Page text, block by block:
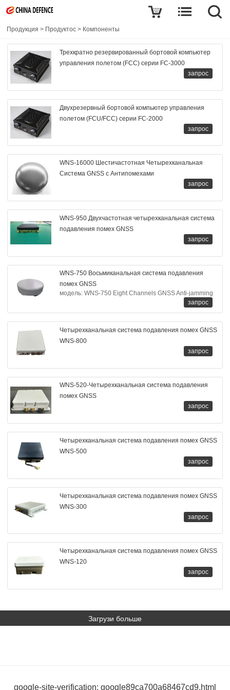
Продукция > Продуктос > Компоненты
Трехкратно резервированный бортовой компьютер
управления полетом (FCC) серии FC-3000
запрос
Двухрезервный бортовой компьютер управления
полетом (FCU/FCC) серии FC-2000
запрос
WNS-16000 Шестичастотная Четырехканальная
Система GNSS с Антипомехами
запрос
WNS-950 Двухчастотная четырехканальная система
подавления помех GNSS
запрос
WNS-750 Восьмиканальная система подавления
помех GNSS
модель: WNS-750 Eight Channels GNSS Anti-jamming
запрос
Четырехканальная система подавления помех GNSS
WNS-800
запрос
WNS-520-Четырехканальная система подавления
помех GNSS
запрос
Четырехканальная система подавления помех GNSS
WNS-500
запрос
Четырехканальная система подавления помех GNSS
WNS-300
запрос
Четырехканальная система подавления помех GNSS
WNS-120
запрос
Загрузи больше
google-site-verification: google89ca700a68467cd9.html